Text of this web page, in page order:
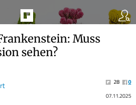
Muss
sehen?
28
0
07.11.2025